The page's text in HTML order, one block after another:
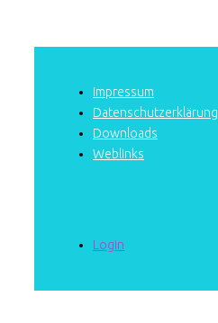
Impressum
Datenschutzerklärung
Downloads
Weblinks
Login